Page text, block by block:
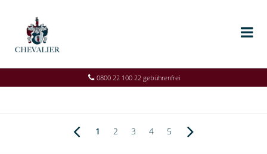
0800 22 100 22 gebührenfrei
1 2 3 4 5